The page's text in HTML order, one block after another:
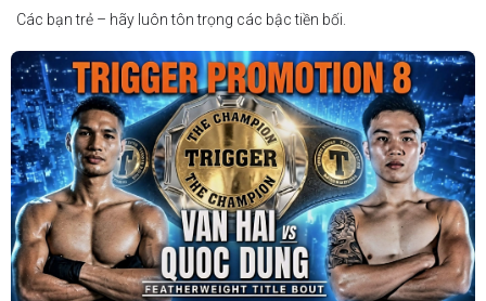
Các bạn trẻ – hãy luôn tôn trọng các bậc tiền bối.